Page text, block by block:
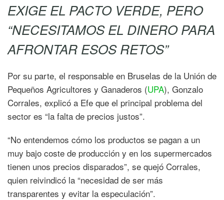
EXIGE EL PACTO VERDE, PERO
“NECESITAMOS EL DINERO PARA
AFRONTAR ESOS RETOS”
Por su parte, el responsable en Bruselas de la Unión de
Pequeños Agricultores y Ganaderos (UPA), Gonzalo
Corrales, explicó a Efe que el principal problema del
sector es “la falta de precios justos”.
“No entendemos cómo los productos se pagan a un
muy bajo coste de producción y en los supermercados
tienen unos precios disparados”, se quejó Corrales,
quien reivindicó la “necesidad de ser más
transparentes y evitar la especulación”.